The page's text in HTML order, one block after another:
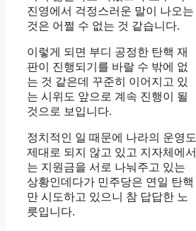
진영에서 걱정스러운 말이 나오는
것은 어쩔 수 없는 것 같습니다.
이렇게 되면 부디 공정한 탄핵 재
판이 진행되기를 바랄 수 밖에 없
는 것 같은데 꾸준히 이어지고 있
는 시위도 앞으로 계속 진행이 될
것으로 보입니다.
정치적인 일 때문에 나라의 운영도
제대로 되지 않고 있고 지자체에서
는 지원금을 서로 나눠주고 있는
상황인데다가 민주당은 연일 탄핵
만 시도하고 있으니 참 답답한 노
릇입니다.